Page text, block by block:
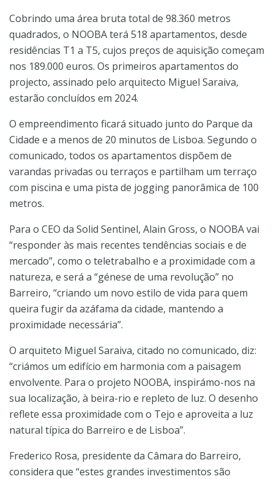
Cobrindo uma área bruta total de 98.360 metros
quadrados, o NOOBA terá 518 apartamentos, desde
residências T1 a T5, cujos preços de aquisição começam
nos 189.000 euros. Os primeiros apartamentos do
projecto, assinado pelo arquitecto Miguel Saraiva,
estarão concluídos em 2024.
O empreendimento ficará situado junto do Parque da
Cidade e a menos de 20 minutos de Lisboa. Segundo o
comunicado, todos os apartamentos dispõem de
varandas privadas ou terraços e partilham um terraço
com piscina e uma pista de jogging panorâmica de 100
metros.
Para o CEO da Solid Sentinel, Alain Gross, o NOOBA vai
“responder às mais recentes tendências sociais e de
mercado”, como o teletrabalho e a proximidade com a
natureza, e será a “génese de uma revolução” no
Barreiro, “criando um novo estilo de vida para quem
queira fugir da azáfama da cidade, mantendo a
proximidade necessária”.
O arquiteto Miguel Saraiva, citado no comunicado, diz:
“criámos um edifício em harmonia com a paisagem
envolvente. Para o projeto NOOBA, inspirámo-nos na
sua localização, à beira-rio e repleto de luz. O desenho
reflete essa proximidade com o Tejo e aproveita a luz
natural típica do Barreiro e de Lisboa”.
Frederico Rosa, presidente da Câmara do Barreiro,
considera que “estes grandes investimentos são